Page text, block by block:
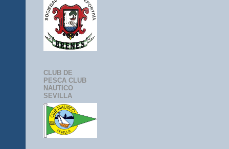
CLUB DE
PESCA CLUB
NAUTICO
SEVILLA